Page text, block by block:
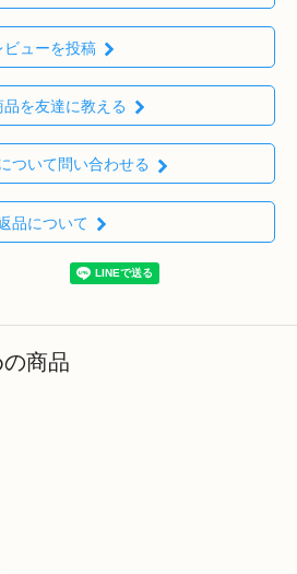
ビューを投稿
品を友達に教える
ついて問い合わせる
品について
商品